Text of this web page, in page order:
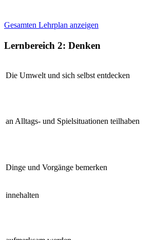
Gesamten Lehrplan anzeigen
Lernbereich 2: Denken
Die Umwelt und sich selbst entdecken
an Alltags- und Spielsituationen teilhaben
Dinge und Vorgänge bemerken
innehalten